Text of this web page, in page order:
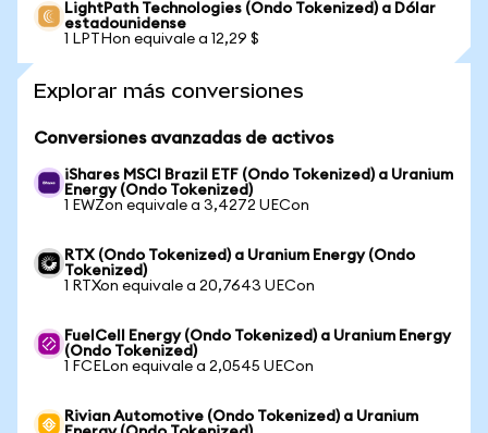
LightPath Technologies (Ondo Tokenized) a Dólar
estadounidense
1 LPTHon equivale a 12,29 $
Explorar más conversiones
Conversiones avanzadas de activos
iShares MSCI Brazil ETF (Ondo Tokenized) a Uranium
Energy (Ondo Tokenized)
1 EWZon equivale a 3,4272 UECon
RTX (Ondo Tokenized) a Uranium Energy (Ondo
Tokenized)
1 RTXon equivale a 20,7643 UECon
FuelCell Energy (Ondo Tokenized) a Uranium Energy
(Ondo Tokenized)
1 FCELon equivale a 2,0545 UECon
Rivian Automotive (Ondo Tokenized) a Uranium